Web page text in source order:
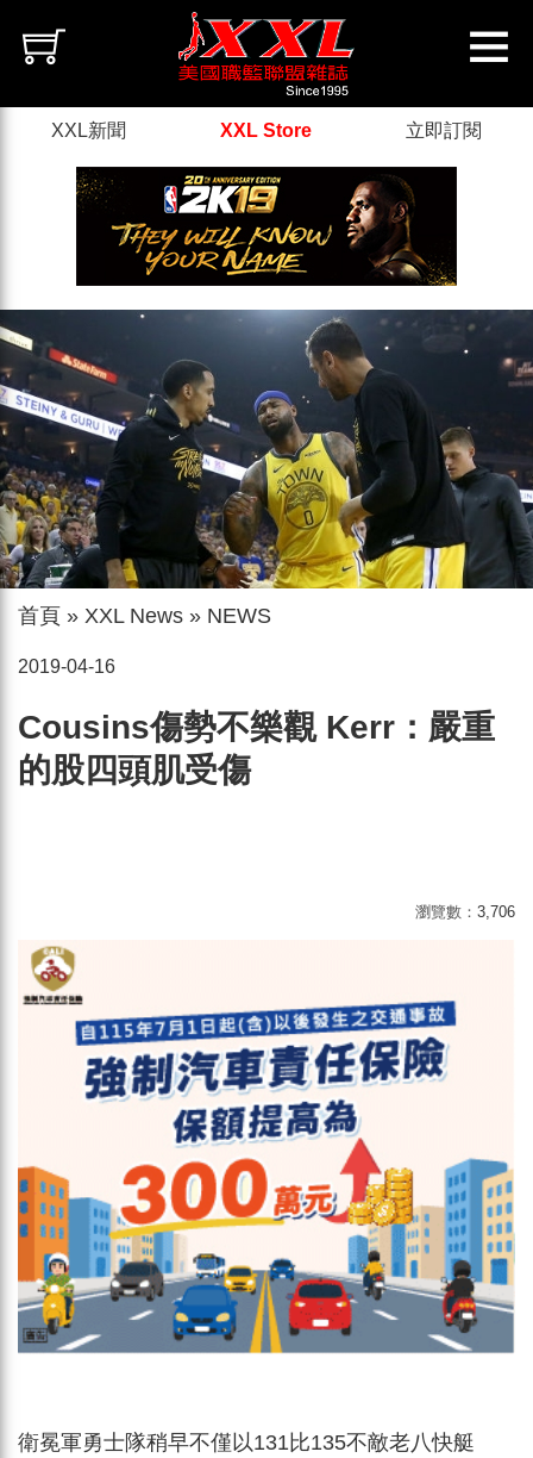
XXL新聞 XXL Store 立即訂閱
首頁 » XXL News » NEWS
2019-04-16
Cousins傷勢不樂觀 Kerr：嚴重
的股四頭肌受傷
瀏覽數： 3,706
衛冕軍勇士隊稍早不僅以131比135不敵老八快艇